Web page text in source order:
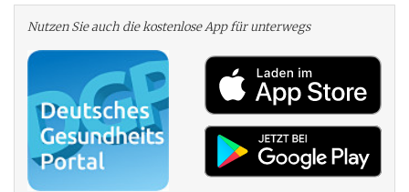
Nutzen Sie auch die kosten­lose App für unterwegs